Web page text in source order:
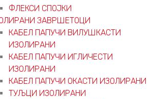
ФЛЕКСИ СПОЈКИ
ЗАВРШЕТОЦИ
КАБЕЛ ПАПУЧИ ВИЛУШКАСТИ
ИЗОЛИРАНИ
КАБЕЛ ПАПУЧИ ИГЛИЧЕСТИ
ИЗОЛИРАНИ
КАБЕЛ ПАПУЧИ ОКАСТИ ИЗОЛИРАНИ
ТУЉЦИ ИЗОЛИРАНИ